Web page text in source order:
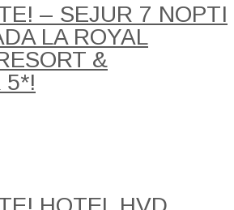
– SEJUR 7 NOPTI
LA ROYAL
&
5*!